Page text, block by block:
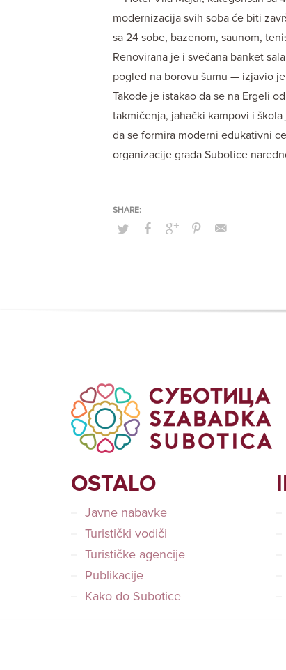
modernizacija svih soba će biti
sa 24 sobe, bazenom, saunom,
Renovirana je i svečana banket
pogled na borovu šumu — izjavio
Takođe je istakao da se na Ergeli
takmičenja, jahački kampovi i
da se formira moderni edukativni
organizacije grada Subotice
OSTALO
Javne nabavke
Turistički vodiči
Turističke agencije
Publikacije
Kako do Subotice